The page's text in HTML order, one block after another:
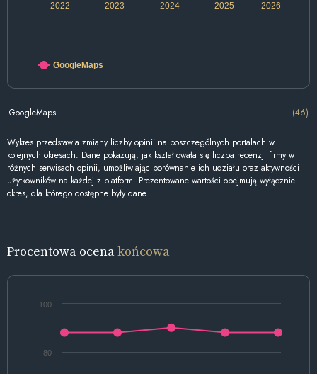
2022 2024 2026
2023 2025
GoogleMaps
GoogleMaps (46)
Wykres przedstawia zmiany liczby opinii na poszczególnych portalach w
kolejnych okresach. Dane pokazują, jak kształtowała się liczba recenzji firmy w
różnych serwisach opinii, umożliwiając porównanie ich udziału oraz aktywności
użytkowników na każdej z platform. Prezentowane wartości obejmują wyłącznie
okres, dla którego dostępne były dane.
Procentowa ocenakońcowa
80
100